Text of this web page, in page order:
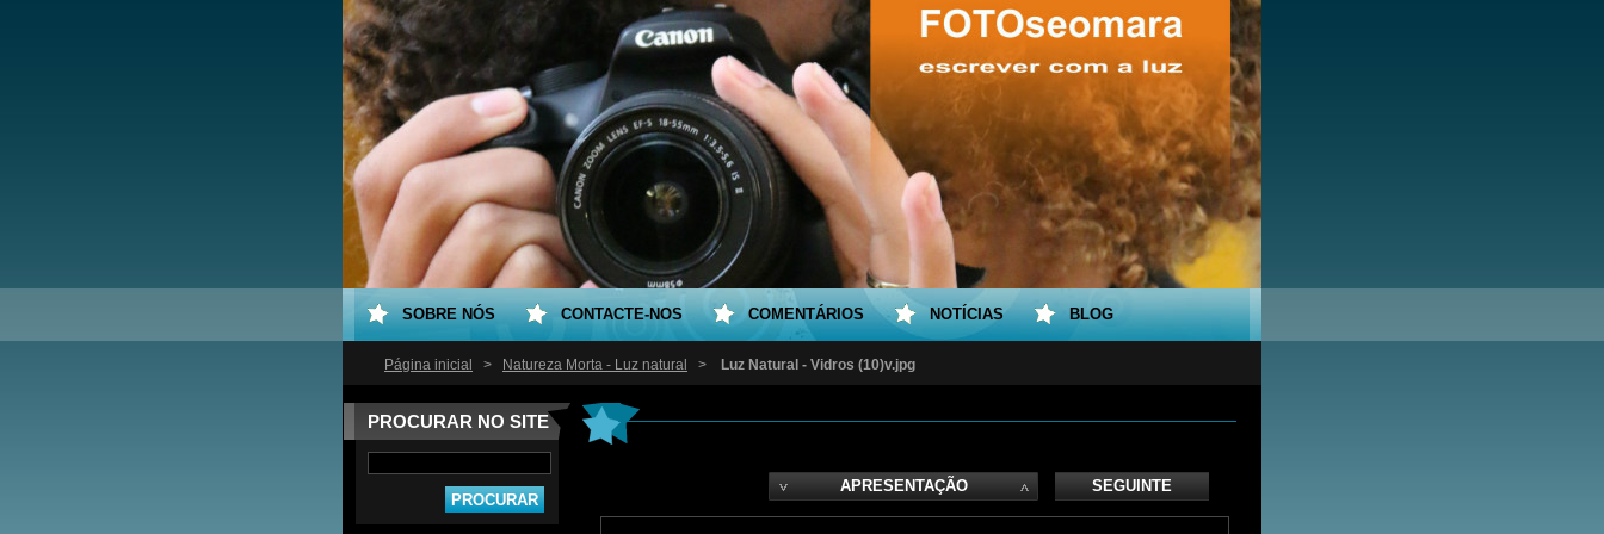
Página inicial > Natureza Morta - Luz natural > Luz Natural - Vidros (10)v.jpg
PROCURAR NO SITE
APRESENTAÇÃO SEGUINTE
SOBRE NÓS CONTACTE-NOS COMENTÁRIOS NOTÍCIAS BLOG